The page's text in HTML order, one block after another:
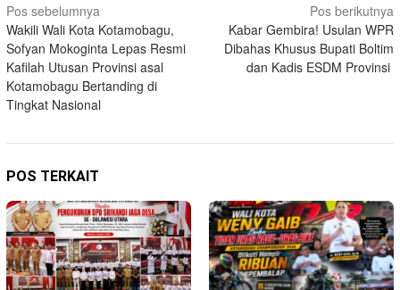
Navigasi
pos
Pos sebelumnya
Wakili Wali Kota Kotamobagu,
Sofyan Mokoginta Lepas Resmi
Kafilah Utusan Provinsi asal
Kotamobagu Bertanding di
Tingkat Nasional
Pos berikutnya
Kabar Gembira! Usulan WPR
Dibahas Khusus Bupati Boltim
dan Kadis ESDM Provinsi
POS TERKAIT